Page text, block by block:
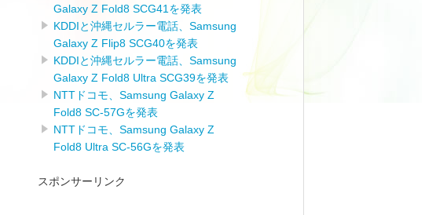
Galaxy Z Fold8 SCG41を発表
KDDIと沖縄セルラー電話、Samsung
Galaxy Z Flip8 SCG40を発表
KDDIと沖縄セルラー電話、Samsung
Galaxy Z Fold8 Ultra SCG39を発表
NTTドコモ、Samsung Galaxy Z
Fold8 SC-57Gを発表
NTTドコモ、Samsung Galaxy Z
Fold8 Ultra SC-56Gを発表
スポンサーリンク